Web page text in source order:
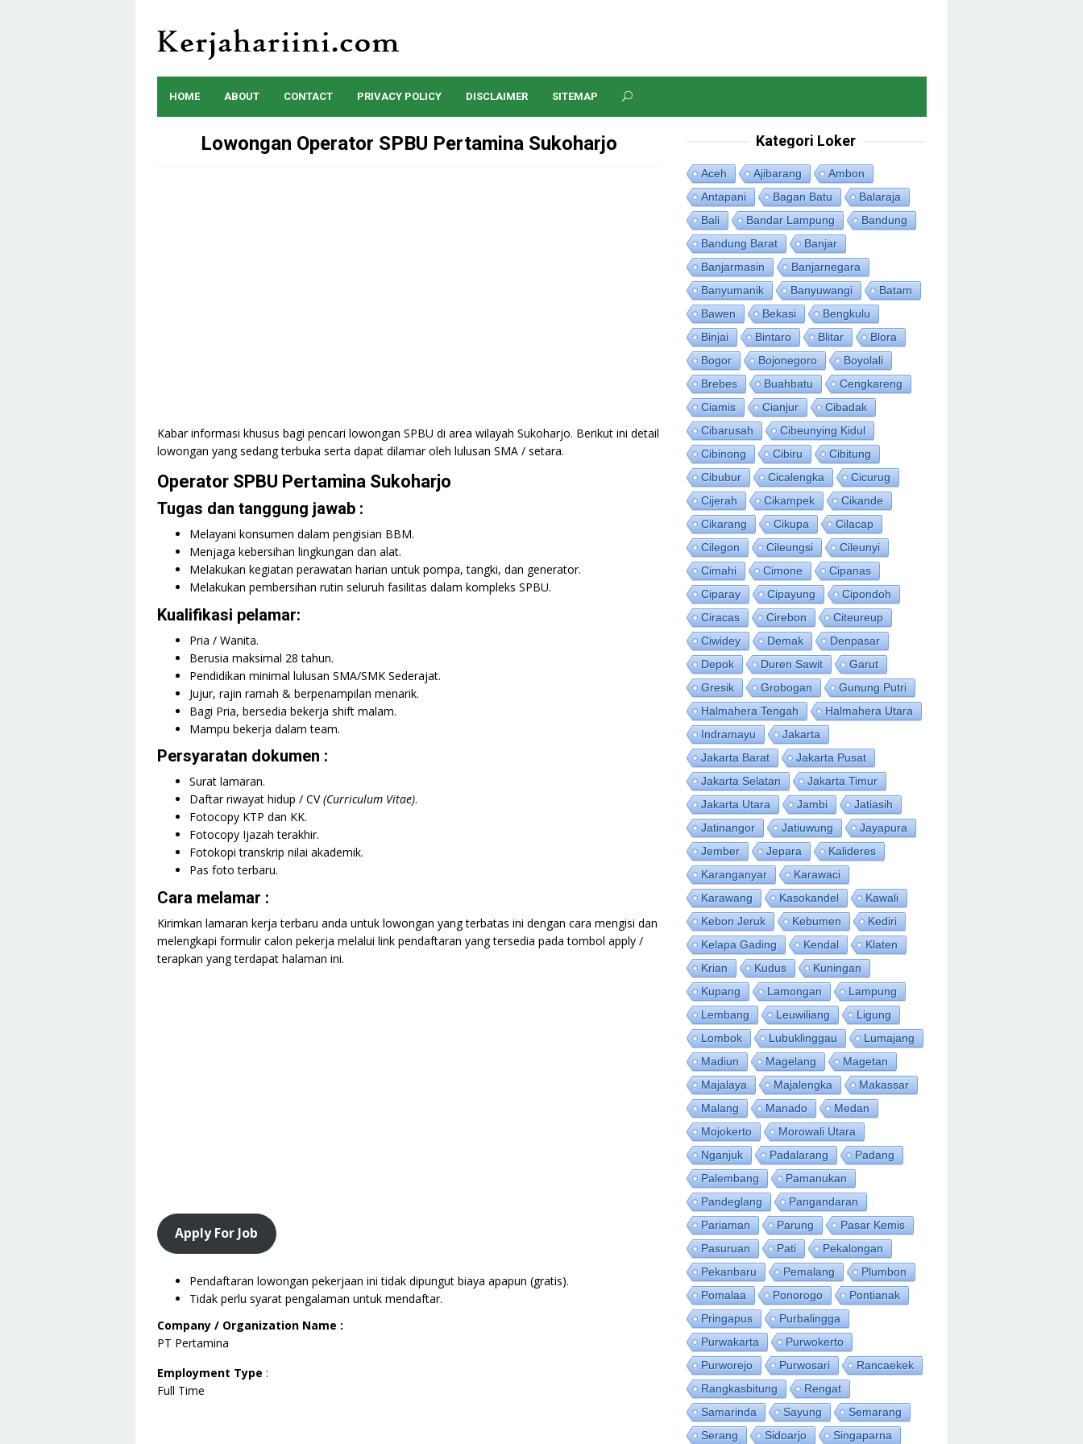
content
HOME ABOUT CONTACT PRIVACY POLICY DISCLAIMER SITEMAP
Lowongan Operator SPBU Pertamina Sukoharjo
Kabar informasi khusus bagi pencari lowongan SPBU di area wilayah Sukoharjo. Berikut ini detail
lowongan yang sedang terbuka serta dapat dilamar oleh lulusan SMA / setara.
Operator SPBU Pertamina Sukoharjo
Tugas dan tanggung jawab :
Melayani konsumen dalam pengisian BBM.
Menjaga kebersihan lingkungan dan alat.
Melakukan kegiatan perawatan harian untuk pompa, tangki, dan generator.
Melakukan pembersihan rutin seluruh fasilitas dalam kompleks SPBU.
Kualifikasi pelamar:
Pria / Wanita.
Berusia maksimal 28 tahun.
Pendidikan minimal lulusan SMA/SMK Sederajat.
Jujur, rajin ramah & berpenampilan menarik.
Bagi Pria, bersedia bekerja shift malam.
Mampu bekerja dalam team.
Persyaratan dokumen :
Surat lamaran.
Daftar riwayat hidup / CV(Curriculum Vitae).
Fotocopy KTP dan KK.
Fotocopy Ijazah terakhir.
Fotokopi transkrip nilai akademik.
Pas foto terbaru.
Cara melamar :
Kirimkan lamaran kerja terbaru anda untuk lowongan yang terbatas ini dengan cara mengisi dan
melengkapi formulir calon pekerja melalui link pendaftaran yang tersedia pada tombol apply /
terapkan yang terdapat halaman ini.
Apply For Job
Pendaftaran lowongan pekerjaan ini tidak dipungut biaya apapun (gratis).
Tidak perlu syarat pengalaman untuk mendaftar.
Company / Organization Name :
PT Pertamina
Employment Type :
Full Time
Kategori Loker
Aceh Ajibarang
Ambon
Antapani
Bagan Batu
Balaraja
Bali
Bandar Lampung
Bandung
Bandung Barat
Banjar
Banjarmasin
Banjarnegara
Banyumanik
Banyuwangi
Batam
Bawen
Bekasi
Bengkulu
Binjai
Bintaro Blitar
Blora
Bogor
Bojonegoro
Boyolali
Brebes
Buahbatu
Cengkareng
Ciamis
Cianjur
Cibadak
Cibarusah
Cibeunying Kidul
Cibinong
Cibiru
Cibitung
Cibubur
Cicalengka
Cicurug
Cijerah
Cikampek
Cikande
Cikarang
Cikupa
Cilacap
Cilegon
Cileungsi
Cileunyi
Cimahi
Cimone
Cipanas
Ciparay
Cipayung
Cipondoh
Ciracas
Cirebon
Citeureup
Ciwidey
Demak
Denpasar
Depok
Duren Sawit
Garut
Gresik
Grobogan
Gunung Putri
Halmahera Tengah
Halmahera Utara
Indramayu
Jakarta
Jakarta Barat
Jakarta Pusat
Jakarta Selatan
Jakarta Timur
Jakarta Utara
Jambi
Jatiasih
Jatinangor
Jatiuwung
Jayapura
Jember
Jepara
Kalideres
Karanganyar
Karawaci
Karawang
Kasokandel
Kawali
Kebon Jeruk
Kebumen
Kediri
Kelapa Gading
Kendal
Klaten
Krian
Kudus
Kuningan
Kupang
Lamongan
Lampung
Lembang
Leuwiliang
Ligung
Lombok
Lubuklinggau
Lumajang
Madiun
Magelang
Magetan
Majalaya
Majalengka
Makassar
Malang
Manado
Medan
Mojokerto
Morowali Utara
Nganjuk
Padalarang
Padang
Palembang
Pamanukan
Pandeglang
Pangandaran
Pariaman
Parung
Pasar Kemis
Pasuruan
Pati
Pekalongan
Pekanbaru
Pemalang
Plumbon
Pomalaa
Ponorogo
Pontianak
Pringapus
Purbalingga
Purwakarta
Purwokerto
Purworejo
Purwosari
Rancaekek
Rangkasbitung
Rengat
Samarinda
Sayung
Semarang
Serang
Sidoarjo
Singaparna